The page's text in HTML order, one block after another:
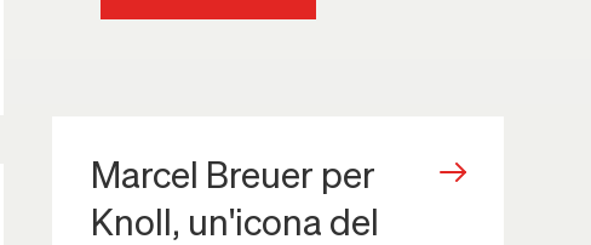
Marcel Breuer per
Knoll, un'icona del